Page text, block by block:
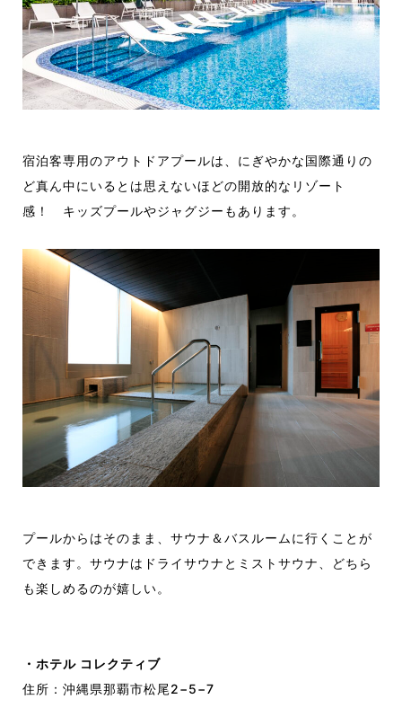
宿泊客専用のアウトドアプールは、にぎやかな国際通りの
ど真ん中にいるとは思えないほどの開放的なリゾート
感！ キッズプールやジャグジーもあります。
プールからはそのまま、サウナ＆バスルームに行くことが
できます。サウナはドライサウナとミストサウナ、どちら
も楽しめるのが嬉しい。
・ホテル コレクティブ
住所：沖縄県那覇市松尾2−5−7